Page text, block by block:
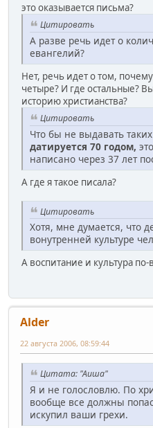
это оказывается письма?
Цитировать
А разве речь идет о
евангелий?
Нет, речь идет о том,
четыре? И где остальные?
историю христианства?
Цитировать
Что бы не выдавать
датируется 70 годом,
написано через 37 лет
А где я такое писала?
Цитировать
Хотя, мне думается, что
вонутренней культуре
А воспитание и культура
Alder
22 августа 2006, 08:59:44
Цитата: "Аиша"
Я и не голословлю. По
вообще все должны
искупил ваши грехи.